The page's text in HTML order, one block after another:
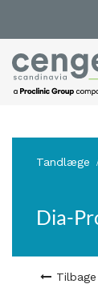
Tandlæge
Dia-
Tilbage